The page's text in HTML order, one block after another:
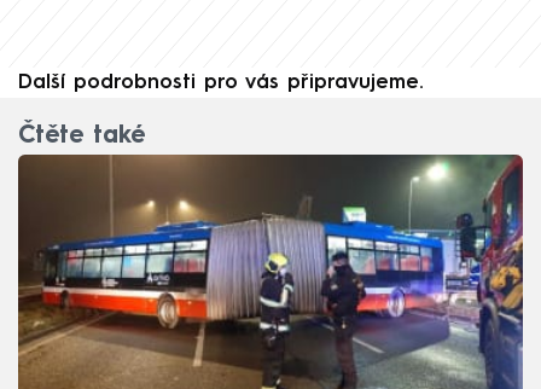
Další podrobnosti pro vás připravujeme.
Čtěte také